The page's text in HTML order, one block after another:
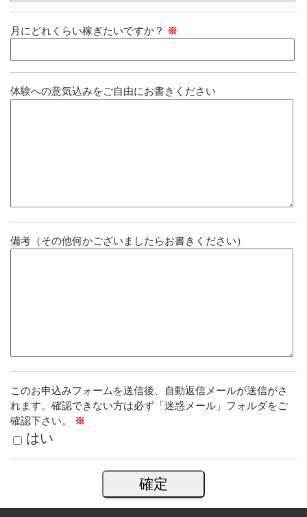
月にどれくらい稼ぎたいですか？ ※
体験への意気込みをご自由にお書きください
備考（その他何かございましたらお書きください）
このお申込みフォームを送信後、自動返信メールが送信がさ
れます。確認できない方は必ず「迷惑メール」フォルダをご
確認下さい。
※
はい